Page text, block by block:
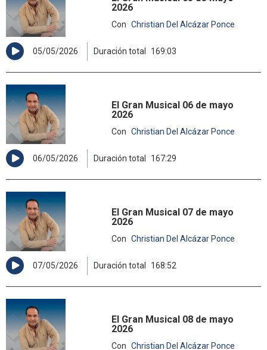
2026
Con Christian Del Alcázar Ponce
05/05/2026 Duración total 169:03
El Gran Musical 06 de mayo
2026
Con Christian Del Alcázar Ponce
06/05/2026 Duración total 167:29
El Gran Musical 07 de mayo
2026
Con Christian Del Alcázar Ponce
07/05/2026 Duración total 168:52
El Gran Musical 08 de mayo
2026
Con Christian Del Alcázar Ponce